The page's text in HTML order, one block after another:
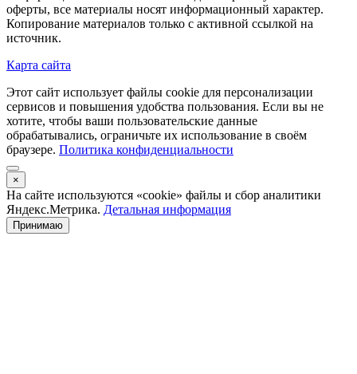
оферты, все материалы носят информационный характер.
Копирование материалов только с активной ссылкой на
источник.
Карта сайта
Этот сайт использует файлы cookie для персонализации
сервисов и повышения удобства пользования. Если вы не
хотите, чтобы ваши пользовательские данные
обрабатывались, ограничьте их использование в своём
браузере. Политика конфиденциальности
×
На сайте используются «cookie» файлы и сбор аналитики
Яндекс.Метрика. Детальная информация
Принимаю